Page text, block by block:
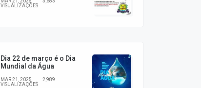
virtude dos esforços do
município nas ações de
VISUALIZAÇÕES
Dia 22 de março é o Dia
Mundial da Água
MAR 21, 2025
2,989
VISUALIZAÇÕES